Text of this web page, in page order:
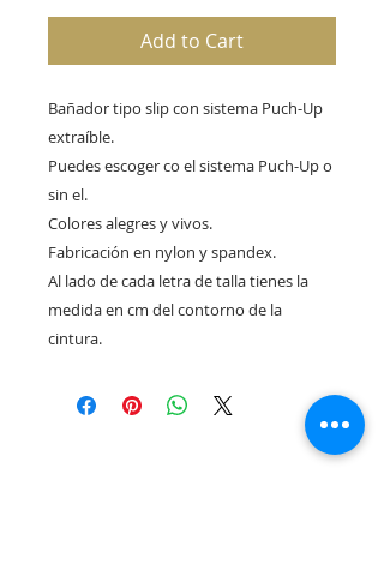
Add to Cart
Bañador tipo slip con sistema Puch-Up
extraíble.
Puedes escoger co el sistema Puch-Up o
sin el.
Colores alegres y vivos.
Fabricación en nylon y spandex.
Al lado de cada letra de talla tienes la
medida en cm del contorno de la
cintura.